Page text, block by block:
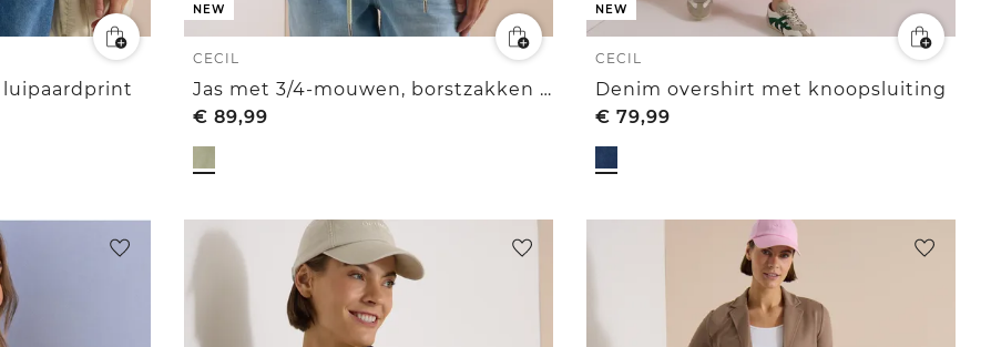
NEW
CECIL
Jas met 3/4-mouwen, borstzakken en ritssluiting
€ 89,99
NEW
CECIL
Denim overshirt met knoopsluiting
€ 79,99